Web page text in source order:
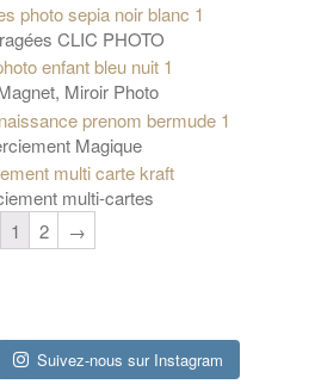
CLIC PHOTO
Miroir Photo
Magique
multi-cartes
1
2 →
Suivez-nous sur Instagram